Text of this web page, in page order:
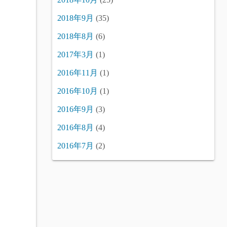
2018年9月 (35)
2018年8月 (6)
2017年3月 (1)
2016年11月 (1)
2016年10月 (1)
2016年9月 (3)
2016年8月 (4)
2016年7月 (2)